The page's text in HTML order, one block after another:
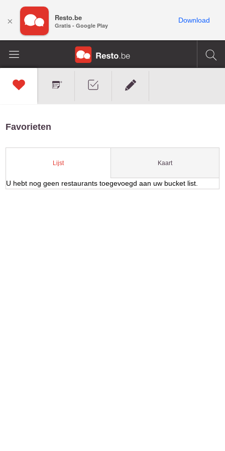
Favorieten
Lijst Kaart
U hebt nog geen restaurants toegevoegd aan uw bucket list.
× Resto.be
Gratis - Google Play
Download